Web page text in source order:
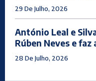
29 De Julho, 2026
António Leal e
Rúben Neves e faz
28 De Julho, 2026